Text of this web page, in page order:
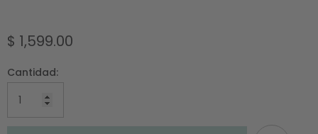
$ 1,599.00
Cantidad: